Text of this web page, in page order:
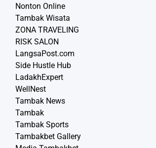
Nonton Online
Tambak Wisata
ZONA TRAVELING
RISK SALON
LangsaPost.com
Side Hustle Hub
LadakhExpert
WellNest
Tambak News
Tambak
Tambak Sports
Tambakbet Gallery